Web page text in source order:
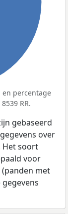
percentage
RR.
gebaseerd
over
Het soort
voor
met